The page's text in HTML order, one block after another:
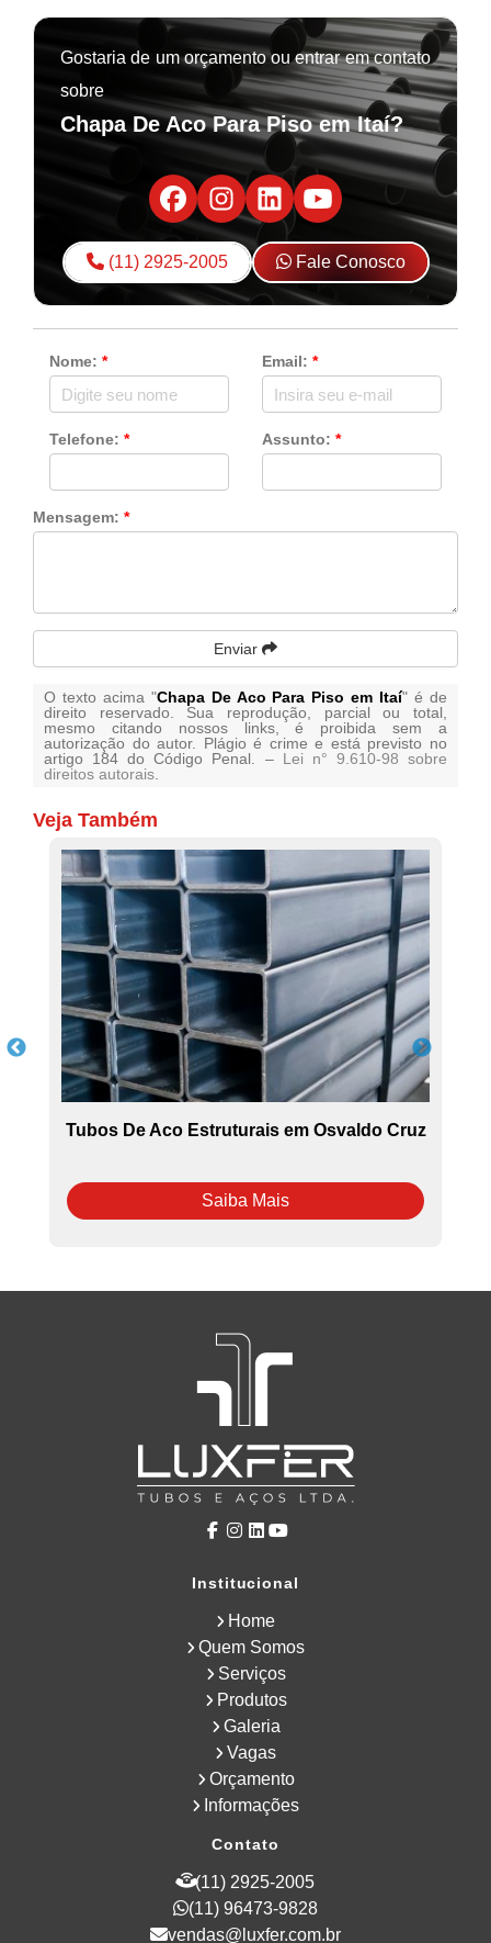
Gostaria de um orçamento ou entrar em contato
sobre
Chapa De Aco Para Piso em Itaí?
(11) 2925-2005 Fale Conosco
Nome: * Email: *
Telefone: * Assunto: *
Mensagem: *
Enviar
O texto acima "Chapa De Aco Para Piso em Itaí" é de
direito reservado. Sua reprodução, parcial ou total,
mesmo citando nossos links, é proibida sem a
autorização do autor. Plágio é crime e está previsto no
artigo 184 do Código Penal. – Lei n° 9.610-98 sobre
direitos autorais
Veja Também
Tubos De Aco Estruturais em Osvaldo Cruz
Saiba Mais
Institucional
Home
Quem Somos
Serviços
Produtos
Galeria
Vagas
Orçamento
Informações
Contato
(11) 2925-2005
(11) 96473-9828
vendas@luxfer.com.br